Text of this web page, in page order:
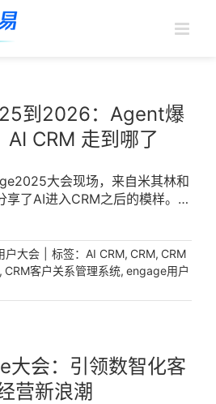
到2026：Agent爆
AI CRM 走到哪了
大会现场，来自米其林和
了AI进入CRM之后的模样。
户大会 标签： AI CRM, CRM, CRM
, CRM客户关系管理系统, engage用户
大会：引领数智化客
营新浪潮